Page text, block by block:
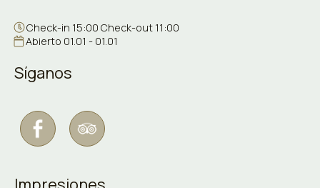
Check-in 15:00 Check-out 11:00
Abierto 01.01 - 01.01
Síganos